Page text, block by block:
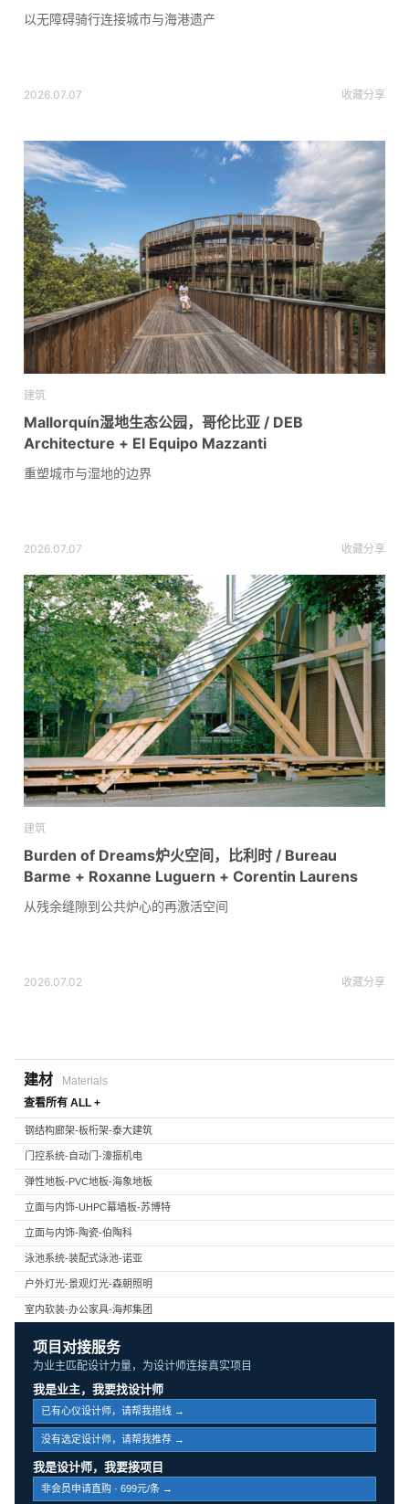
O’CALLAGHAN + DESIGN 5 ARCHITECTS
以无障碍骑行连接城市与海港遗产
2026.07.07 收藏分享
建筑
Mallorquín湿地生态公园，哥伦比亚 / DEB
Architecture + El Equipo Mazzanti
重塑城市与湿地的边界
2026.07.07 收藏分享
建筑
Burden of Dreams炉火空间，比利时 / Bureau
Barme + Roxanne Luguern + Corentin Laurens
从残余缝隙到公共炉心的再激活空间
2026.07.02 收藏分享
建材
Materials
查看所有 ALL +
钢结构廊架-板桁架-泰大建筑
门控系统-自动门-濠振机电
弹性地板-PVC地板-海象地板
立面与内饰-UHPC幕墙板-苏博特
立面与内饰-陶瓷-伯陶科
泳池系统-装配式泳池-诺亚
户外灯光-景观灯光-森朝照明
室内软装-办公家具-海邦集团
项目对接服务
为业主匹配设计力量，为设计师连接真实项目
我是业主，我要找设计师
已有心仪设计师，请帮我搭线 →
没有选定设计师，请帮我推荐 →
我是设计师，我要接项目
非会员申请直购 · 699元/条 →